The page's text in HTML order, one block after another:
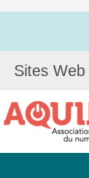
Sites Web